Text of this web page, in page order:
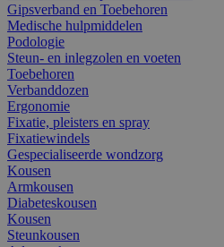
Gipsverband en Toebehoren
Medische hulpmiddelen
Podologie
Steun- en inlegzolen en voeten
Toebehoren
Verbanddozen
Ergonomie
Fixatie, pleisters en spray
Fixatiewindels
Gespecialiseerde wondzorg
Kousen
Armkousen
Diabeteskousen
Kousen
Steunkousen